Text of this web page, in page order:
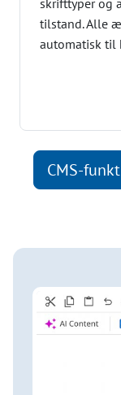
skrifttyper og
tilstand. Alle
automatisk til
CMS-